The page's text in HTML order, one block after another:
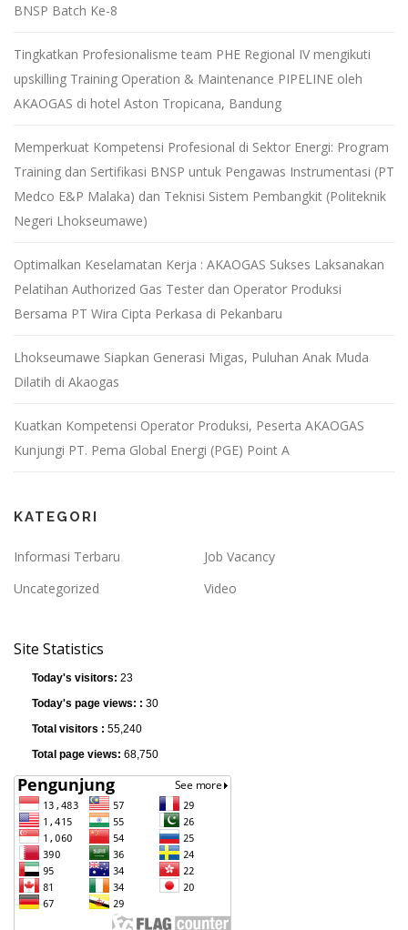
BNSP Batch Ke-8
Tingkatkan Profesionalisme team PHE Regional IV mengikuti
upskilling Training Operation & Maintenance PIPELINE oleh
AKAOGAS di hotel Aston Tropicana, Bandung
Memperkuat Kompetensi Profesional di Sektor Energi: Program
Training dan Sertifikasi BNSP untuk Pengawas Instrumentasi (PT
Medco E&P Malaka) dan Teknisi Sistem Pembangkit (Politeknik
Negeri Lhokseumawe)
Optimalkan Keselamatan Kerja : AKAOGAS Sukses Laksanakan
Pelatihan Authorized Gas Tester dan Operator Produksi
Bersama PT Wira Cipta Perkasa di Pekanbaru
Lhokseumawe Siapkan Generasi Migas, Puluhan Anak Muda
Dilatih di Akaogas
Kuatkan Kompetensi Operator Produksi, Peserta AKAOGAS
Kunjungi PT. Pema Global Energi (PGE) Point A
KATEGORI
Informasi Terbaru
Job Vacancy
Uncategorized
Video
Site Statistics
Today's visitors: 23
Today's page views: : 30
Total visitors : 55,240
Total page views: 68,750